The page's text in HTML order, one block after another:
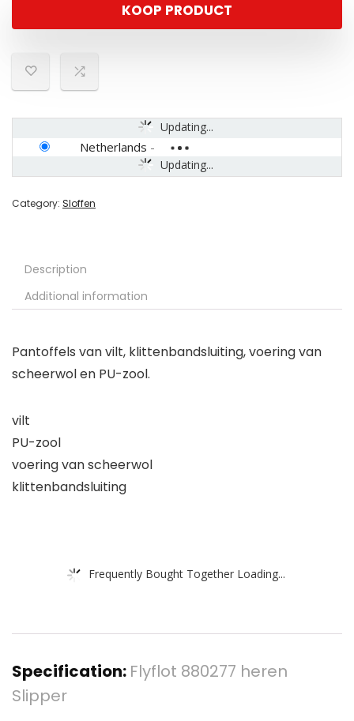
KOOP PRODUCT
Updating...
Updating...
Netherlands -
Category: Sloffen
Description
Additional information
Pantoffels van vilt, klittenbandsluiting, voering van
scheerwol en PU-zool.
vilt
PU-zool
voering van scheerwol
klittenbandsluiting
Frequently Bought Together Loading...
Specification: Flyflot 880277 heren
Slipper